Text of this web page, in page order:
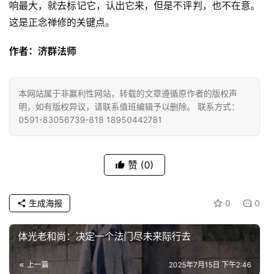
乐
菩
公
佛
教
物
寺
登录 注册
响最大，就去标记它，认出它来，但是不评判，也不在意。
这是正念禅修的关键点。
作者：济群法师
本网站属于非赢利性网站，转载的文章遵循原作者的版权声
明，如有版权异议，请联系值班编辑予以删除。 联系方式：
0591-83056739-818 18950442781
赞 (0)
0 0
生成海报
体光老和尚：决定一个法门尽未来际行去
上一篇 2025年7月15日 下午2:46